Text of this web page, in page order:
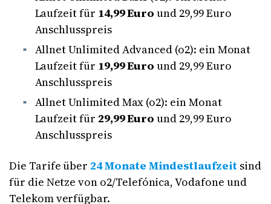
Laufzeit für 14,99 Euro und 29,99 Euro
Anschlusspreis
Allnet Unlimited Advanced (o2): ein Monat
Laufzeit für 19,99 Euro und 29,99 Euro
Anschlusspreis
Allnet Unlimited Max (o2): ein Monat
Laufzeit für 29,99 Euro und 29,99 Euro
Anschlusspreis
Die Tarife über 24 Monate Mindestlaufzeitsind
für die Netze von o2/Telefónica, Vodafone und
Telekom verfügbar.